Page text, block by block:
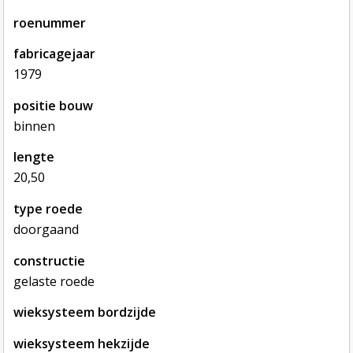
roenummer
fabricagejaar
1979
positie bouw
binnen
lengte
20,50
type roede
doorgaand
constructie
gelaste roede
wieksysteem bordzijde
wieksysteem hekzijde